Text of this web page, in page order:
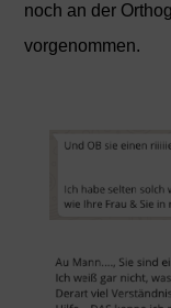
noch an der
vorgenommen.